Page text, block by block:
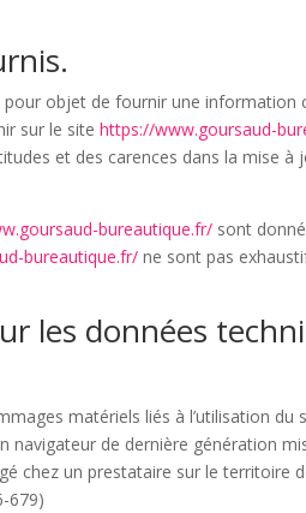
pour objet de fournir une information
sur le sitehttps://www.goursaud-
et des carences dans la mise
bureautique.fr/ sont
bureautique.fr/ ne sont pas
les données
matériels liés à l’utilisation du
navigateur de dernière génération
chez un prestataire sur le territoire
679)